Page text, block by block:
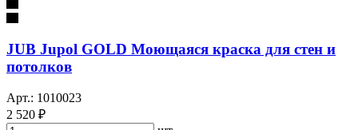
JUB Jupol GOLD Моющаяся краска для стен и
потолков
Арт.: 1010023
2 520 ₽